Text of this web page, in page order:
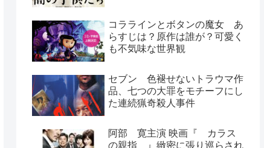
コララインとボタンの魔女 あ
らすじは？原作は誰が？可愛く
も不気味な世界観
セブン 色褪せないトラウマ作
品、七つの大罪をモチーフにし
た連続猟奇殺人事件
阿部 寛主演 映画『 カラス
の親指 』緻密に張り巡らされ